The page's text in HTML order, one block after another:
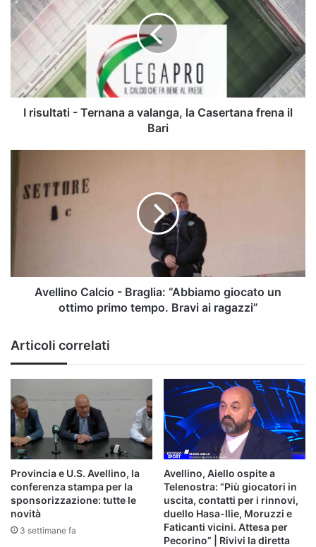
-
Ternana
a
valanga,
Casertana
frena
I risultati - Ternana a valanga, la Casertana frena il
Bari
Braglia:
primo
tempo.Avellino Calcio - Braglia: “Abbiamo giocato un
ottimo primo tempo. Bravi ai ragazzi”
Articoli correlati
Provincia e U.S. Avellino, la
conferenza stampa per la
sponsorizzazione: tutte le
novità
3 settimane fa
Avellino, Aiello ospite a
Telenostra: “Più giocatori in
uscita, contatti per i rinnovi,
duello Hasa-Ilie, Moruzzi e
Faticanti vicini. Attesa per
Pecorino” | Rivivi la diretta